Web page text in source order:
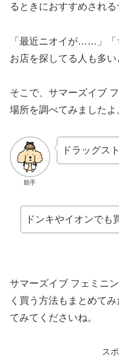
るときにおすすめされる
「最近ニオイが……」「
お店を探してる人も多い
そこで、サマーズイブ
場所を調べてみましたよ
助手
ドラッグス
ドンキやイオンでも
サマーズイブ フェミニ
く買う方法もまとめて
てみてくださいね。
ス